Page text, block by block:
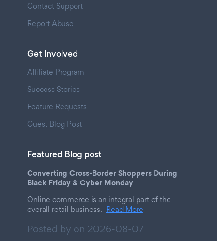
Contact Support
Report Abuse
Get Involved
Affiliate Program
Success Stories
Feature Requests
Guest Blog Post
Featured Blog post
Converting Cross-Border Shoppers During
Black Friday & Cyber Monday
Online commerce is an integral part of the
overall retail business. Read More
Posted by on 2026-08-07